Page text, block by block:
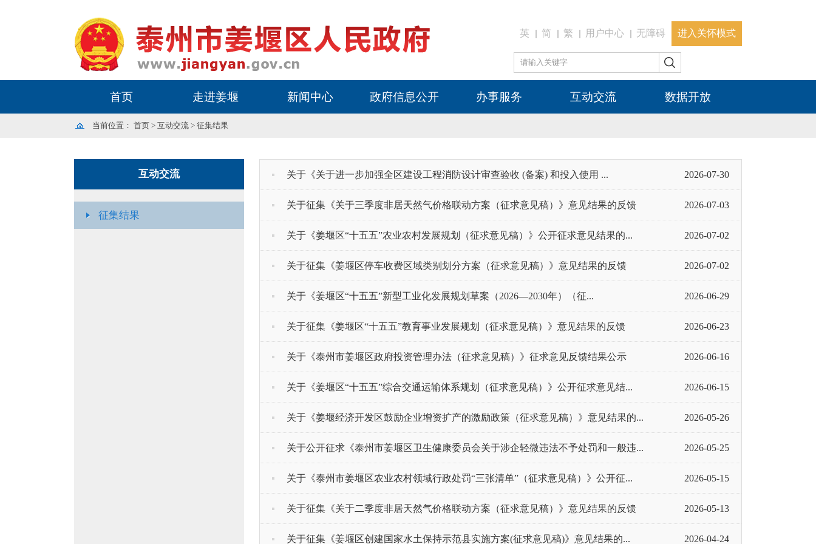
英 简 繁 用户中心 无障碍 进入关怀模式
首页 走进姜堰 新闻中心 政府信息公开 办事服务 互动交流 数据开放
当前位置： 首页 > 互动交流 > 征集结果
互动交流
征集结果
关于《关于进一步加强全区建设工程消防设计审查验收 (备案) 和投入使用 ... 2026-07-30
关于征集《关于三季度非居天然气价格联动方案（征求意见稿）》意见结果的反馈 2026-07-03
关于《姜堰区“十五五”农业农村发展规划（征求意见稿）》公开征求意见结果的... 2026-07-02
关于征集《姜堰区停车收费区域类别划分方案（征求意见稿）》意见结果的反馈 2026-07-02
关于《姜堰区“十五五”新型工业化发展规划草案（2026—2030年）（征... 2026-06-29
关于征集《姜堰区“十五五”教育事业发展规划（征求意见稿）》意见结果的反馈 2026-06-23
关于《泰州市姜堰区政府投资管理办法（征求意见稿）》征求意见反馈结果公示 2026-06-16
关于《姜堰区“十五五”综合交通运输体系规划（征求意见稿）》公开征求意见结... 2026-06-15
关于《姜堰经济开发区鼓励企业增资扩产的激励政策（征求意见稿）》意见结果的... 2026-05-26
关于公开征求《泰州市姜堰区卫生健康委员会关于涉企轻微违法不予处罚和一般违... 2026-05-25
关于《泰州市姜堰区农业农村领域行政处罚“三张清单”（征求意见稿）》公开征... 2026-05-15
关于征集《关于二季度非居天然气价格联动方案（征求意见稿）》意见结果的反馈 2026-05-13
关于征集《姜堰区创建国家水土保持示范县实施方案(征求意见稿)》意见结果的... 2026-04-24